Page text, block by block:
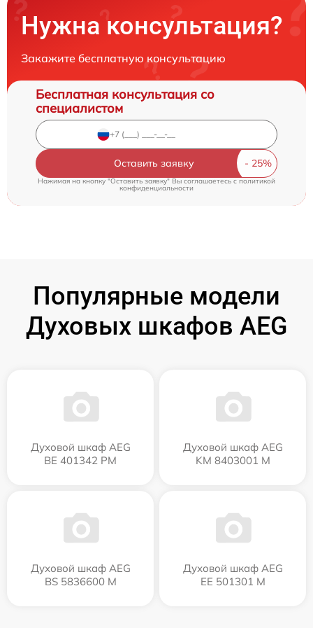
Нужна консультация?
Закажите бесплатную консультацию
Бесплатная консультация со
специалистом
Оставить заявку
Нажимая на кнопку "Оставить заявку" Вы соглашаетесь cполитикой
конфиденциальности
Популярные модели
Духовых шкафов AEG
Духовой шкаф AEG
BE 401342 PM
Духовой шкаф AEG
KM 8403001 M
Духовой шкаф AEG
BS 5836600 M
Духовой шкаф AEG
EE 501301 M